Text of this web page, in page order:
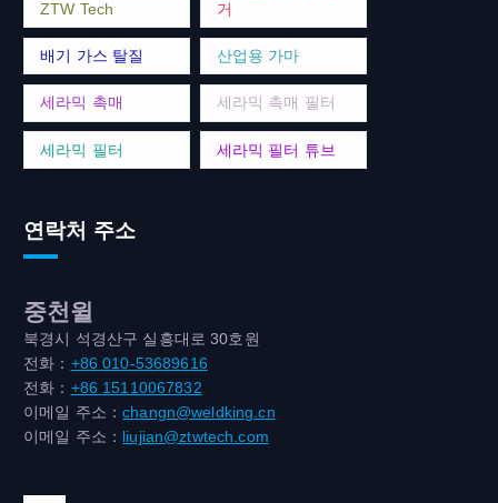
ZTW Tech
거
배기 가스 탈질 산업용 가마
세라믹 촉매 세라믹 촉매 필터
세라믹 필터 세라믹 필터 튜브
연락처 주소
중천윌
북경시 석경산구 실흥대로 30호원
전화： +86 010-53689616
전화： +86 15110067832
이메일 주소：changn@weldking.cn
이메일 주소： liujian@ztwtech.com